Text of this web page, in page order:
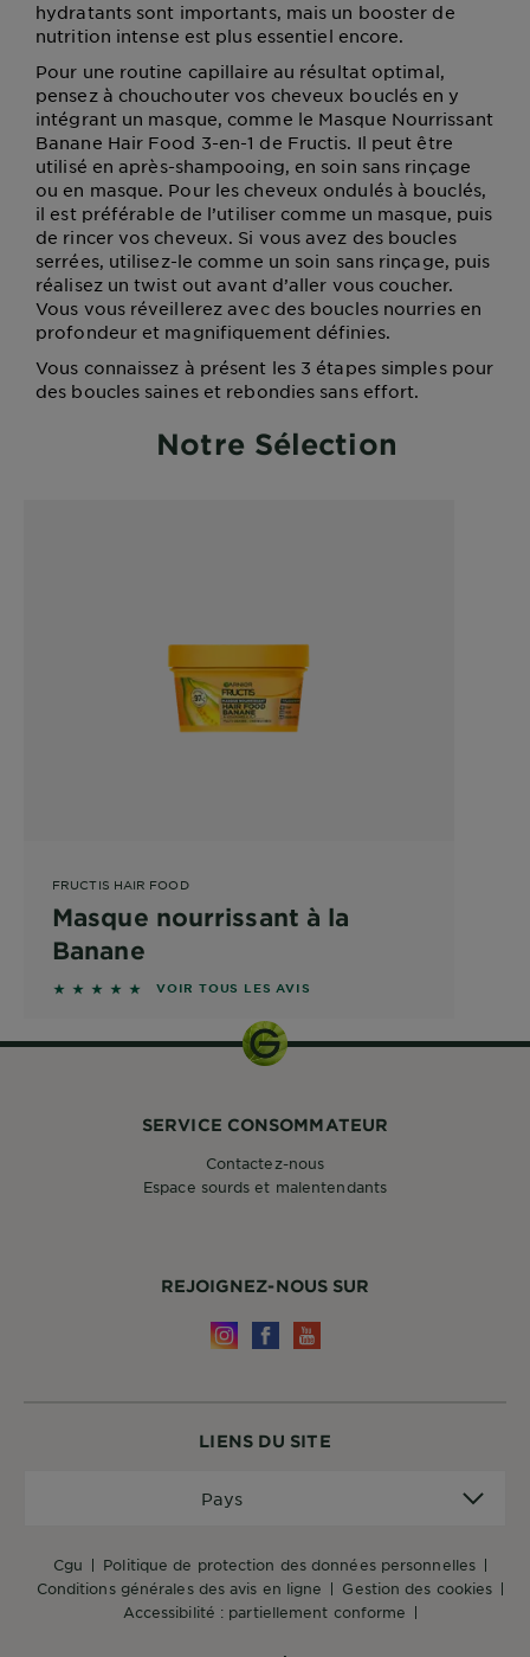
hydratants sont importants, mais un booster de
nutrition intense est plus essentiel encore.
Pour une routine capillaire au résultat optimal,
pensez à chouchouter vos cheveux bouclés en y
intégrant un masque, comme le Masque Nourrissant
Banane Hair Food 3-en-1 de Fructis. Il peut être
utilisé en après-shampooing, en soin sans rinçage
ou en masque. Pour les cheveux ondulés à bouclés,
il est préférable de l’utiliser comme un masque, puis
de rincer vos cheveux. Si vous avez des boucles
serrées, utilisez-le comme un soin sans rinçage, puis
réalisez un twist out avant d’aller vous coucher.
Vous vous réveillerez avec des boucles nourries en
profondeur et magnifiquement définies.
Vous connaissez à présent les 3 étapes simples pour
des boucles saines et rebondies sans effort.
Notre Sélection
FRUCTIS HAIR FOOD
Masque nourrissant à la
Banane
4.7979 sur 5 étoiles basé sur les avis
VOIR TOUS LES AVIS
LIENS DU SITE
cgu
politique de protection des données personnelles
conditions générales des avis en ligne
gestion des cookies
accessibilité : partiellement conforme
Pays
REJOIGNEZ-NOUS SUR
SERVICE CONSOMMATEUR
Contactez-nous
Espace sourds et malentendants